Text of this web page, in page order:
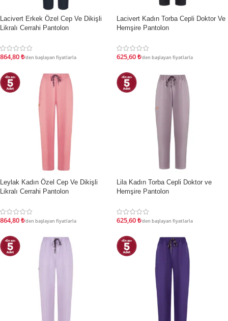
İNDIRIM
Lacivert Erkek Özel Cep Ve Dikişli
Likralı Cerrahi Pantolon
864,80₺'den başlayan fiyatlarla
İNDIRIM
Lacivert Kadın Torba Cepli Doktor Ve
Hemşire Pantolon
625,60₺'den başlayan fiyatlarla
İNDIRIM
Leylak Kadın Özel Cep Ve Dikişli
Likralı Cerrahi Pantolon
864,80₺'den başlayan fiyatlarla
İNDIRIM
Lila Kadın Torba Cepli Doktor ve
Hemşire Pantolon
625,60₺'den başlayan fiyatlarla